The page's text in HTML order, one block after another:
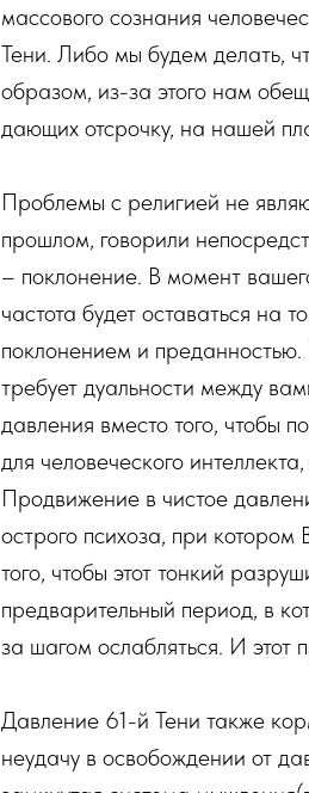
массового сознания
Тени. Либо мы будем делать,
образом, из-за этого нам
дающих отсрочку, на нашей
Проблемы с религией не
прошлом, говорили
– поклонение. В момент
частота будет оставаться на
поклонением и
требует дуальности между
давления вместо того, чтобы
для человеческого
Продвижение в чистое
острого психоза, при
того, чтобы этот тонкий
предварительный период, в
за шагом ослабляться. И
Давление 61-й Тени также
неудачу в освобождении от